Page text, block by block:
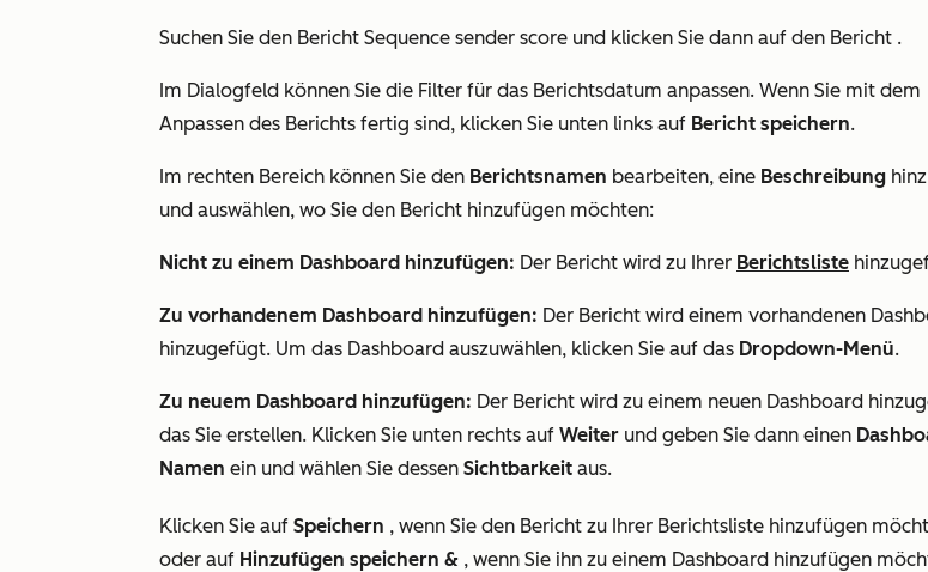
Suchen Sie den Bericht Sequence sender score und klicken Sie dann auf den Bericht .
Im Dialogfeld können Sie die Filter für das Berichtsdatum anpassen. Wenn Sie mit dem
Anpassen des Berichts fertig sind, klicken Sie unten links auf Bericht speichern.
Im rechten Bereich können Sie den Berichtsnamen bearbeiten, eine Beschreibung
und auswählen, wo Sie den Bericht hinzufügen möchten:
Nicht zu einem Dashboard hinzufügen: Der Bericht wird zu Ihrer Berichtsliste
Zu vorhandenem Dashboard hinzufügen: Der Bericht wird einem vorhandenen
hinzugefügt. Um das Dashboard auszuwählen, klicken Sie auf das Dropdown-Menü.
Zu neuem Dashboard hinzufügen: Der Bericht wird zu einem neuen Dashboard
das Sie erstellen. Klicken Sie unten rechts auf Weiter und geben Sie dann einen
Namen ein und wählen Sie dessen Sichtbarkeit aus.
Klicken Sie auf Speichern , wenn Sie den Bericht zu Ihrer Berichtsliste hinzufügen
oder auf Hinzufügen speichern & , wenn Sie ihn zu einem Dashboard hinzufügen